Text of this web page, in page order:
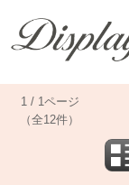
1 / 1ページ
（全12件）